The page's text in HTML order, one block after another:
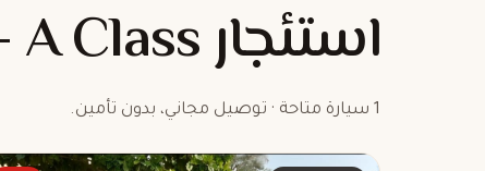
استئجار A Class — في دبي
1 سيارة متاحة · توصيل مجاني، بدون تأمين.